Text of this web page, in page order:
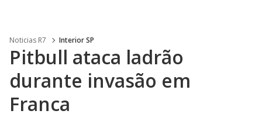
Noticias R7 Interior SP
Pitbull ataca ladrão
durante invasão em
Franca